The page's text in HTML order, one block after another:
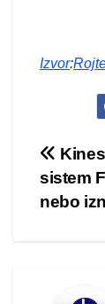
Izvor:
sistem
nebo